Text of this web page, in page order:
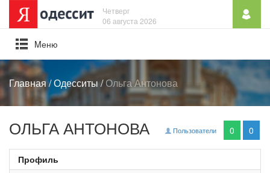
Четверг
06 августа 2026
Mеню
Главная/Одесситы/Ольга Антонова
Пользователи 0 0
ОЛЬГА АНТОНОВА
Профиль